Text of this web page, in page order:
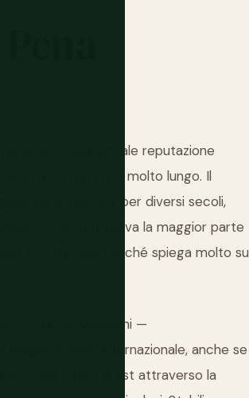
la sua attuale reputazione
un arco narrativo molto lungo. Il
parentale era, per diversi secoli,
che controllava la maggior parte
compresa perché spiega molto su
L'Età dei Vichinghi —
a livello internazionale, anche se
e coloni diretti a est attraverso la